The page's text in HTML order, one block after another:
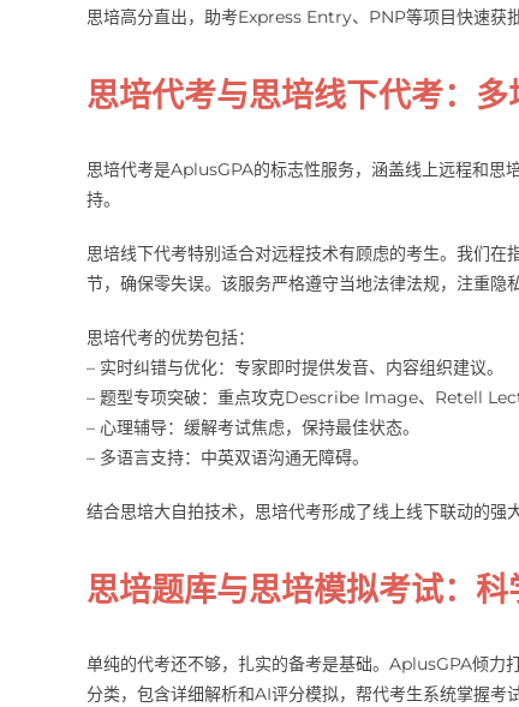
思培高分直出，助考Express Entry、PNP等项目快速获批
思培代考与思培线下代考：
思培代考是AplusGPA的标志性服务，涵盖线上远程和思
持。
思培线下代考特别适合对远程技术有顾虑的考生。我们
节，确保零失误。该服务严格遵守当地法律法规，注重隐
思培代考的优势包括：
– 实时纠错与优化：专家即时提供发音、内容组织建议。
– 题型专项突破：重点攻克Describe Image、Retell
– 心理辅导：缓解考试焦虑，保持最佳状态。
– 多语言支持：中英双语沟通无障碍。
结合思培大自拍技术，思培代考形成了线上线下联动的强
思培题库与思培模拟考试：
单纯的代考还不够，扎实的备考是基础。AplusGPA倾力
分类，包含详细解析和AI评分模拟，帮代考生系统掌握考试